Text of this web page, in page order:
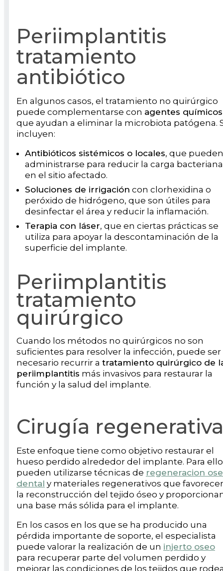
Periimplantitis
tratamiento
antibiótico
En algunos casos, el tratamiento no quirúrgico
puede complementarse con agentes químicos
que ayudan a eliminar la microbiota patógena.
incluyen:
Antibióticos sistémicos o locales, que pueden
administrarse para reducir la carga bacteriana
en el sitio afectado.
Soluciones de irrigación con clorhexidina o
peróxido de hidrógeno, que son útiles para
desinfectar el área y reducir la inflamación.
Terapia con láser, que en ciertas prácticas se
utiliza para apoyar la descontaminación de la
superficie del implante.
Periimplantitis
tratamiento
quirúrgico
Cuando los métodos no quirúrgicos no son
suficientes para resolver la infección, puede ser
necesario recurrir a tratamiento quirúrgico de
periimplantitis más invasivos para restaurar la
función y la salud del implante.
Cirugía regenerativa
Este enfoque tiene como objetivo restaurar el
hueso perdido alrededor del implante. Para
pueden utilizarse técnicas de regeneracion
dental y materiales regenerativos que
la reconstrucción del tejido óseo y
una base más sólida para el implante.
En los casos en los que se ha producido una
pérdida importante de soporte, el especialista
puede valorar la realización de un injerto oseo
para recuperar parte del volumen perdido y
mejorar las condiciones de los tejidos que